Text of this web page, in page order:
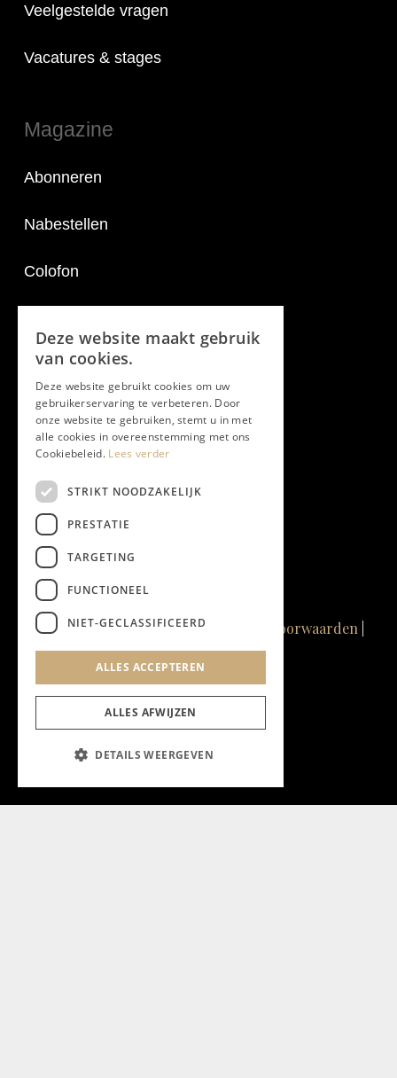
Veelgestelde vragen
Vacatures & stages
Magazine
Abonneren
Nabestellen
Colofon
Adverteren
Adverteren
Chapeau Content Creators
Chapeau Community
@2024 Chapeau Magazine |Algemene Voorwaarden
Privacyverklaring|Cookieverklaring
Deze website maakt gebruik
van cookies.
Deze website gebruikt cookies om uw
gebruikerservaring te verbeteren. Door
onze website te gebruiken, stemt u in met
alle cookies in overeenstemming met ons
Cookiebeleid. Lees verder
STRIKT NOODZAKELIJK
PRESTATIE
TARGETING
FUNCTIONEEL
NIET-GECLASSIFICEERD
ALLES ACCEPTEREN
ALLES AFWIJZEN
DETAILS WEERGEVEN